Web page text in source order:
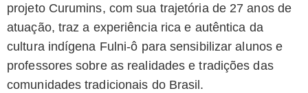
projeto Curumins, com sua trajetória de 27 anos de
atuação, traz a experiência rica e autêntica da
cultura indígena Fulni-ô para sensibilizar alunos e
professores sobre as realidades e tradições das
comunidades tradicionais do Brasil.